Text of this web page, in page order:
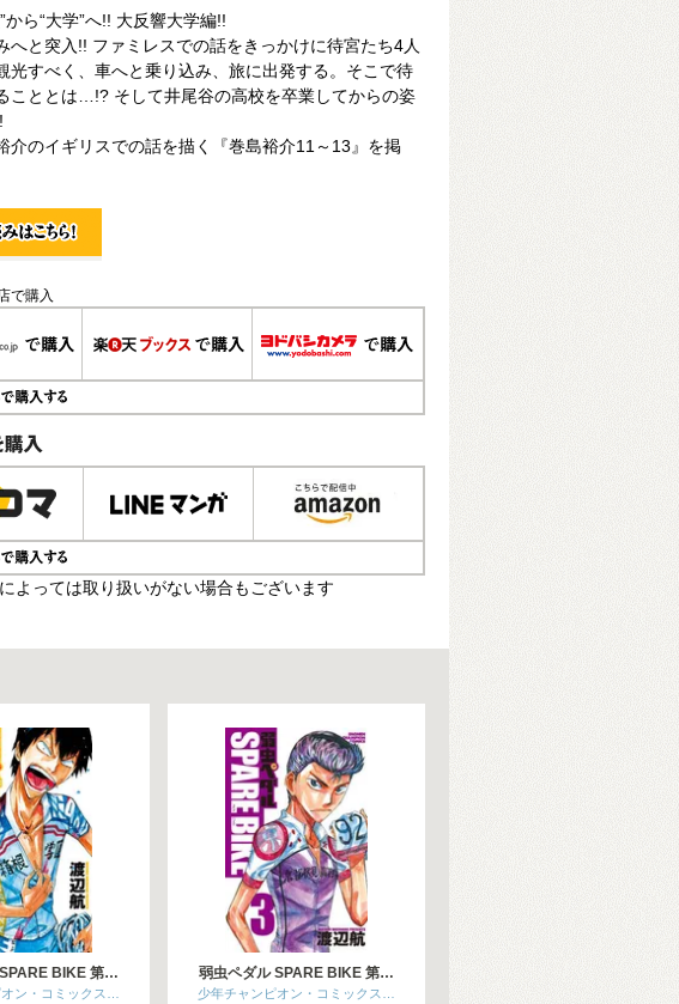
から“大学”へ!! 大反響大学編!!
へと突入!! ファミレスでの話をきっかけに待宮たち4人
光すべく、車へと乗り込み、旅に出発する。そこで待
こととは…!? そして井尾谷の高校を卒業してからの姿
介のイギリスでの話を描く『巻島裕介11～13』を掲
で購入
よっては取り扱いがない場合もございます
BIKE 第…
ン・コミックス…
弱虫ペダル SPARE BIKE 第…
少年チャンピオン・コミックス…